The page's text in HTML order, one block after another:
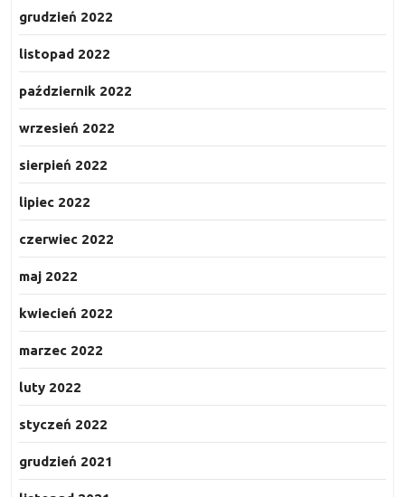
grudzień 2022
listopad 2022
październik 2022
wrzesień 2022
sierpień 2022
lipiec 2022
czerwiec 2022
maj 2022
kwiecień 2022
marzec 2022
luty 2022
styczeń 2022
grudzień 2021